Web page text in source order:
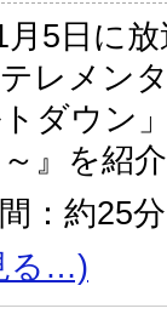
月5日に
レメン
ダウン
』を紹
間：約25
る…)